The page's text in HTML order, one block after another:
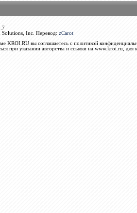
Inc. Перевод: zCarot
KROI.RU вы соглашаетесь с политикой
при указании авторства и ссылки на www.kroi.ru, для